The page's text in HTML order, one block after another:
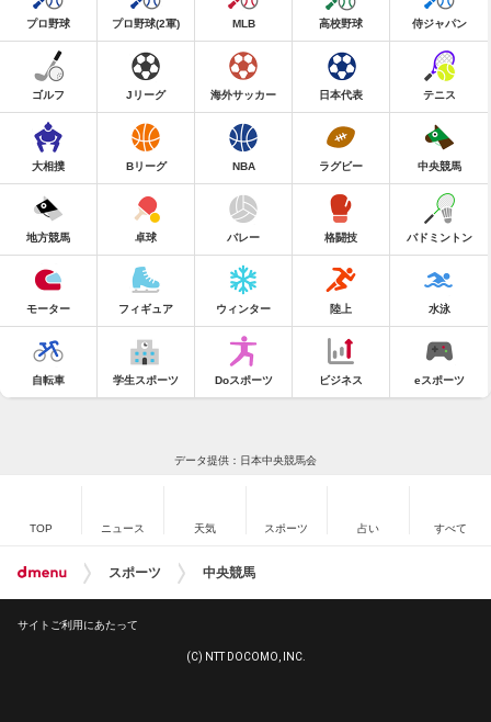
プロ野球 プロ野球(2軍) MLB 高校野球 侍ジャパン
ゴルフ Jリーグ 海外サッカー 日本代表 テニス
大相撲 Bリーグ NBA ラグビー 中央競馬
地方競馬 卓球 バレー 格闘技 バドミントン
モーター フィギュア ウィンター 陸上 水泳
自転車 学生スポーツ Doスポーツ ビジネス eスポーツ
データ提供：日本中央競馬会
TOP ニュース 天気 スポーツ 占い すべて
スポーツ 中央競馬
サイトご利用にあたって
(C) NTT DOCOMO, INC.